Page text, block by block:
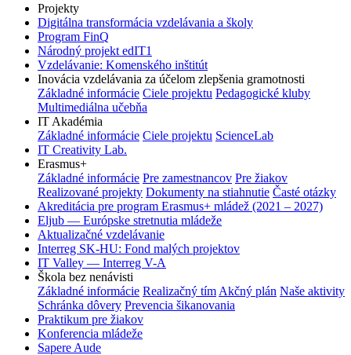
Projekty
Digitálna transformácia vzdelávania a školy
Program FinQ
Národný projekt edIT1
Vzdelávanie: Komenského inštitút
Inovácia vzdelávania za účelom zlepšenia gramotnosti
Základné informácie Ciele projektu Pedagogické kluby
Multimediálna učebňa
IT Akadémia
Základné informácie Ciele projektu ScienceLab
IT Creativity Lab.
Erasmus+
Základné informácie Pre zamestnancov Pre žiakov
Realizované projekty Dokumenty na stiahnutie Časté otázky
Akreditácia pre program Erasmus+ mládež (2021 – 2027)
Eljub — Európske stretnutia mládeže
Aktualizačné vzdelávanie
Interreg SK-HU: Fond malých projektov
IT Valley — Interreg V-A
Škola bez nenávisti
Základné informácie Realizačný tím Akčný plán Naše aktivity
Schránka dôvery Prevencia šikanovania
Praktikum pre žiakov
Konferencia mládeže
Sapere Aude